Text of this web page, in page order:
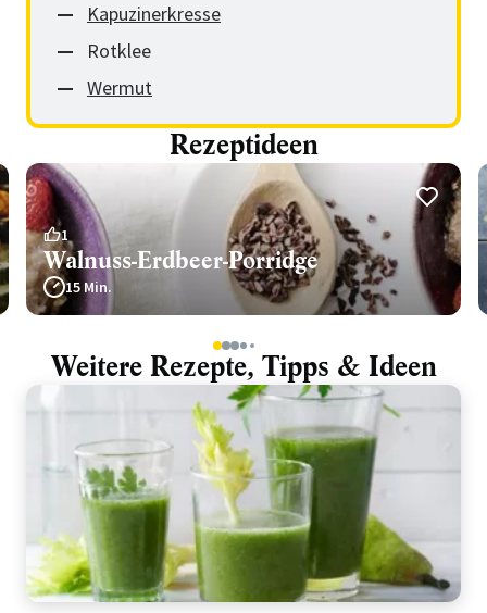
Kapuzinerkresse
Rotklee
Wermut
Rezeptideen
1
Walnuss-Erdbeer-Porridge
15 Min.
1234 5
Weitere Rezepte, Tipps & Ideen